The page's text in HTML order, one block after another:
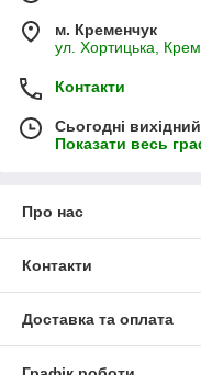
м. Кременчук
ул. Хортицька,
Контакти
Сьогодні вихідний
Показати весь
Про нас
Контакти
Доставка та оплата